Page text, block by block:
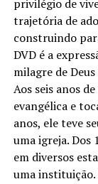
privilégio de
trajetória de
construindo
DVD é a
milagre de
Aos seis anos
evangélica e
anos, ele teve
uma igreja. Dos
em diversos
uma instituição.